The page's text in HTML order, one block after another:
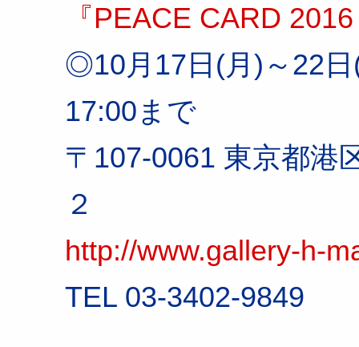
『PEACE CARD
◎10月17日(月)～22
17:00まで
〒107-0061 東京都港
２
http://www.gallery-h-
TEL 03-3402-9849